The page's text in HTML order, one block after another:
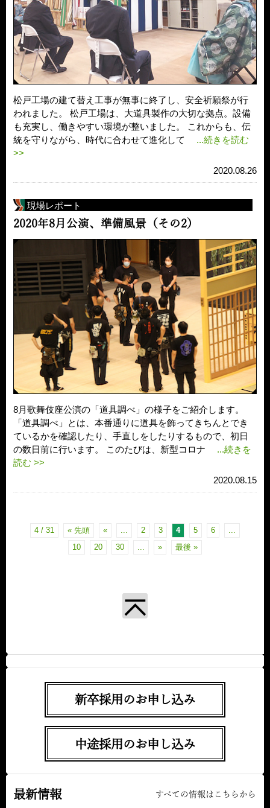
松戸工場の建て替え工事が無事に終了し、安全祈願祭が行
われました。 松戸工場は、大道具製作の大切な拠点。設備
も充実し、働きやすい環境が整いました。 これからも、伝
統を守りながら、時代に合わせて進化して
...続きを読む
>>
2020.08.26
現場レポート
2020年8月公演、準備風景（その2）
8月歌舞伎座公演の「道具調べ」の様子をご紹介します。
「道具調べ」とは、本番通りに道具を飾ってきちんとでき
ているかを確認したり、手直しをしたりするもので、初日
の数日前に行います。 このたびは、新型コロナ
...続きを
読む >>
2020.08.15
4 / 31 « 先頭 « ... 2 3 4 5 6
...
10
20 30 ... » 最後 »
新卒採用のお申し込み
中途採用のお申し込み
最新情報 すべての情報はこちらから